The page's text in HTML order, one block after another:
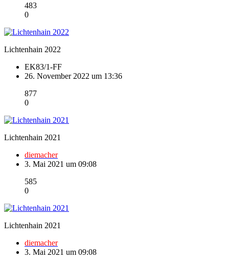
483
0
Lichtenhain 2022
EK83/1-FF
26. November 2022 um 13:36
877
0
Lichtenhain 2021
diemacher
3. Mai 2021 um 09:08
585
0
Lichtenhain 2021
diemacher
3. Mai 2021 um 09:08